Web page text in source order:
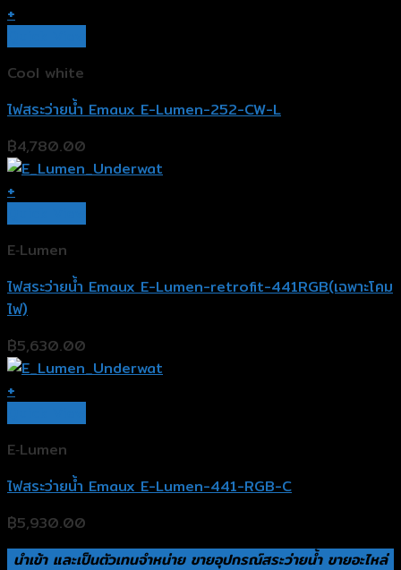
+
Cool white
ไฟสระว่ายน้ำ Emaux E-Lumen-252-CW-L
฿4,780.00
+
E‐Lumen
ไฟสระว่ายน้ำ Emaux E-Lumen-retrofit-441RGB(เฉพาะโคม
ไฟ)
฿5,630.00
+
E‐Lumen
ไฟสระว่ายน้ำ Emaux E-Lumen-441-RGB-C
฿5,930.00
นำเข้า และเป็นตัวเทนจำหน่าย ขายอุปกรณ์สระว่ายน้ำ ขายอะไหล่